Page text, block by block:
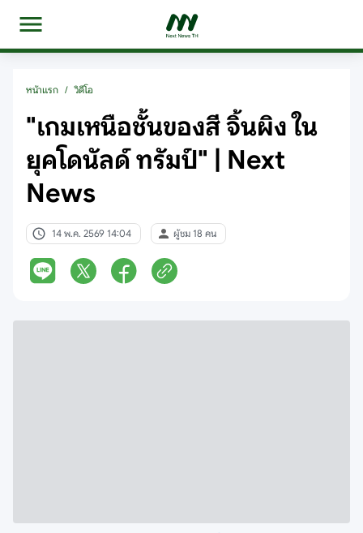
หน้าแรก / วิดีโอ
"เกมเหนือชั้นของสี จิ้นผิง ใน
ยุคโดนัลด์ ทรัมป์" | Next
News
14 พ.ค. 2569 14:04 ผู้ชม 18 คน